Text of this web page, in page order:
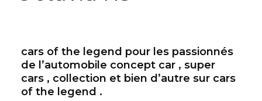
cars of the legend pour les passionnés
de l’automobile concept car , super
cars , collection et bien d’autre sur cars
of the legend .